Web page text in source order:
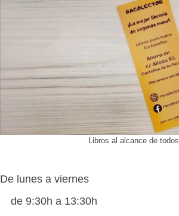
Libros al alcance de todos
De lunes a viernes
de 9:30h a 13:30h